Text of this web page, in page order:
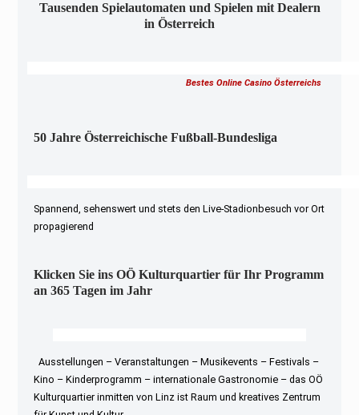
Tausenden Spielautomaten und Spielen mit Dealern
in Österreich
Bestes Online Casino Österreichs
50 Jahre Österreichische Fußball-Bundesliga
Spannend, sehenswert und stets den Live-Stadionbesuch vor Ort
propagierend
Klicken Sie ins OÖ Kulturquartier für Ihr Programm
an 365 Tagen im Jahr
Ausstellungen – Veranstaltungen – Musikevents – Festivals –
Kino – Kinderprogramm – internationale Gastronomie – das OÖ
Kulturquartier inmitten von Linz ist Raum und kreatives Zentrum